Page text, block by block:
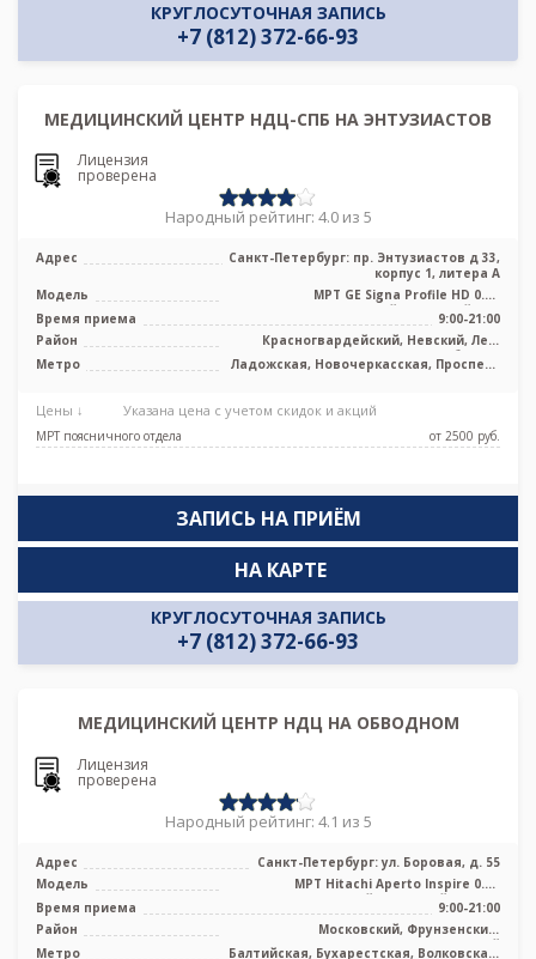
КРУГЛОСУТОЧНАЯ ЗАПИСЬ
+7 (812) 372-66-93
МЕДИЦИНСКИЙ ЦЕНТР НДЦ-СПБ НА ЭНТУЗИАСТОВ
Лицензия
проверена
Народный рейтинг: 4.0 из 5
Адрес
Санкт-Петербург: пр. Энтузиастов д 33,
корпус 1, литера А
Модель
МРТ GE Signa Profile HD 0.2T
низкопольный открытый тип
Время приема
9:00-21:00
Район
Красногвардейский, Невский, Лен.
область
Метро
Ладожская, Новочеркасская, Проспект
Цены ↓ Указана цена с учетом скидок и акций
МРТ поясничного отдела от 2500 pуб.
ЗАПИСЬ НА ПРИЁМ
КРУГЛОСУТОЧНАЯ ЗАПИСЬ
+7 (812) 372-66-93
НА КАРТЕ
МЕДИЦИНСКИЙ ЦЕНТР НДЦ НА ОБВОДНОМ
Лицензия
проверена
Народный рейтинг: 4.1 из 5
Адрес
Санкт-Петербург: ул. Боровая, д. 55
Модель
МРТ Hitachi Aperto Inspire 0.4T
среднепольный открытый тип, КТ
Toshiba ...
Время приема
9:00-21:00
Район
Московский, Фрунзенский,
Центральный
Метро
Балтийская, Бухарестская, Волковская,